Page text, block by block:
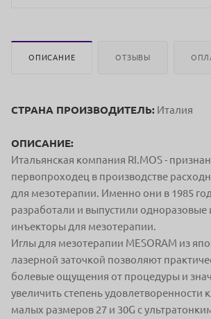
ОПИСАНИЕ ОТЗЫВЫ
СТРАНА ПРОИЗВОДИТЕЛЬ: Италия
ОПИСАНИЕ:
Итальянская компания RI.MOS -
первопроходец в производстве
для мезотерапии. Именно они в 1985
разработали и выпустили одноразовые
инъекторы для мезотерапии.
Иглы для мезотерапии MESORAM из
лазерной заточкой позволяют
болевые ощущения от процедуры и
увеличить степень удовлетворенности
малых размеров 27 и 30G с